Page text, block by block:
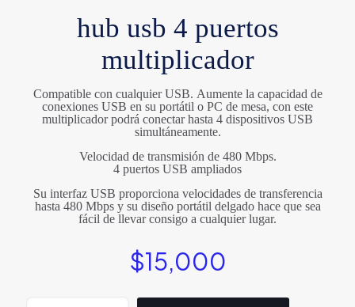
hub usb 4 puertos
multiplicador
Compatible con cualquier USB. Aumente la capacidad de
conexiones USB en su portátil o PC de mesa, con este
multiplicador podrá conectar hasta 4 dispositivos USB
simultáneamente.
Velocidad de transmisión de 480 Mbps.
4 puertos USB ampliados
Su interfaz USB proporciona velocidades de transferencia
hasta 480 Mbps y su diseño portátil delgado hace que sea
fácil de llevar consigo a cualquier lugar.
$15,000